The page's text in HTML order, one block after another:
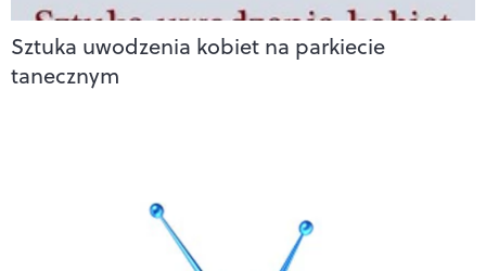
Sztuka uwodzenia kobiet na parkiecie
tanecznym